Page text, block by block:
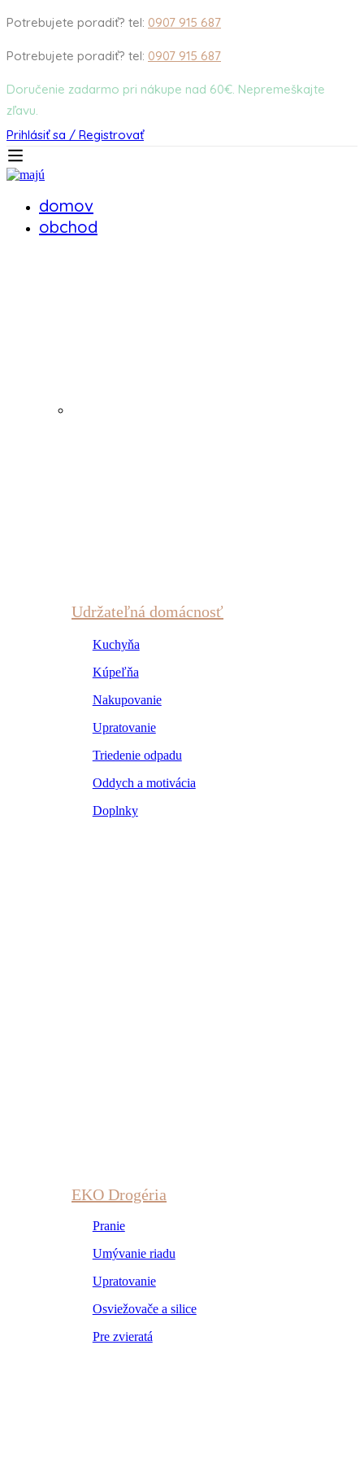
Potrebujete poradiť? tel: 0907 915 687
Potrebujete poradiť? tel: 0907 915 687
Doručenie zadarmo pri nákupe nad 60€. Nepremeškajte
zľavu.
Prihlásiť sa / Registrovať
domov
obchod
Udržateľná domácnosť
Kuchyňa
Kúpeľňa
Nakupovanie
Upratovanie
Triedenie odpadu
Oddych a motivácia
Doplnky
EKO Drogéria
Pranie
Umývanie riadu
Upratovanie
Osviežovače a silice
Pre zvieratá